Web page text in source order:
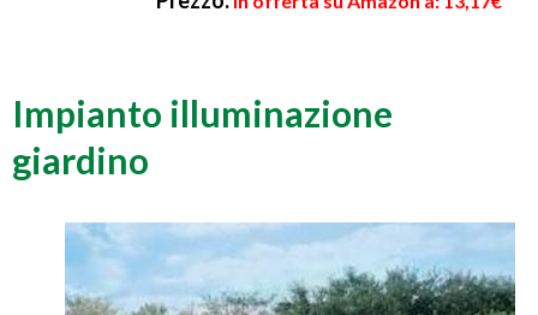
Impianto illuminazione
giardino